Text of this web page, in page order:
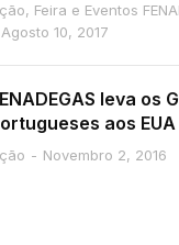
, Feira e Eventos
Agosto 10, 2017
leva os
aos EUA
Novembro 2, 2016